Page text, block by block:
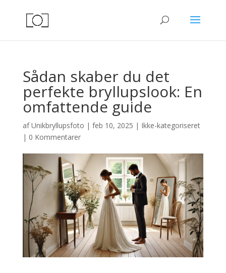
Sådan skaber du det
perfekte bryllupslook: En
omfattende guide
afUnikbryllupsfoto | feb 10, 2025 | Ikke-kategoriseret
| 0 Kommentarer